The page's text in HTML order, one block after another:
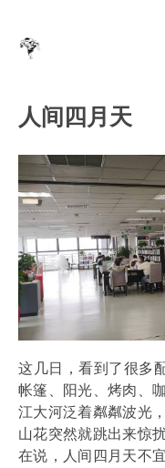
人间四月天
这几日，看到了很多
帐篷、阳光、烤肉、
江大河泛着粼粼波光
山花突然就跳出来惊
在说，人间四月天不